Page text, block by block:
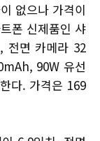
없으나 가격이
폰 신제품인 샤
전면 카메라 32
90W 유선
다. 가격은 169